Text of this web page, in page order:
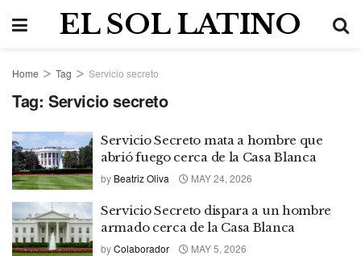
EL SOL LATINO
Home Tag Servicio secreto
Tag: Servicio secreto
Servicio Secreto mata a hombre que
abrió fuego cerca de la Casa Blanca
by Beatriz Oliva MAY 24, 2026
Servicio Secreto dispara a un hombre
armado cerca de la Casa Blanca
byColaborador MAY 5, 2026